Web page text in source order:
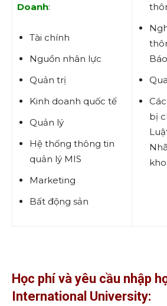
Doanh:
Tài chính
Nguồn nhân lực
Quản trị
Kinh doanh quốc tế
Quản lý
Hệ thống thông tin
quản lý MIS
Marketing
Bất động sản
bị
Học phí và yêu cầu nhập
International University: